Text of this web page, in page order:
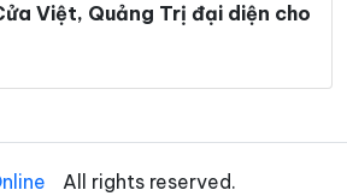
Xã Tuyên Hóa
Xã Vĩnh Linh
Việt, Quảng Trị đại diện cho
All rights reserved.